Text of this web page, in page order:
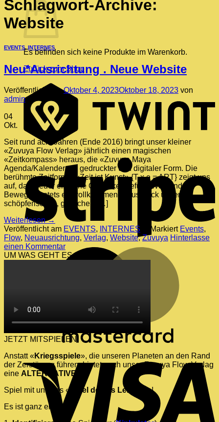
Es befinden sich keine Produkte im Warenkorb.
Zurück zum Shop
Schlagwort-Archive:
Website
EVENTS, INTERNES
Neu*Ausrichtung . Neue Website
Veröffentlicht amOktober 4, 2023Oktober 18, 2023 von
admin
04
Okt.
Seit rund acht Jahren (Ende 2016) bringt unser kleiner
«Zuvuya Flow Verlag» jährlich einen magischen
«Zeitkompass» heraus, die «Zuvuya Maya
Agenda/Kalender» in gedruckter und digitaler Form. Die
berühmte Zeitformel «Zeit ist Kunst» {T x e = ART} zeigt uns
auf, dass jeder einzelne Gedanke, Gefühl, Wort und
Bewegung stets ein vollkOMmener Ausdruck unserer
schöpferischen, göttlichen […]
Weiterlesen→
Veröffentlicht am EVENTS, INTERNES Markiert Events,
Flow, Neuausrichtung, Verlag, Website,Zuvuya Hinterlasse
einen Kommentar
UM WAS GEHT ES ?
JETZT MITSPIELEN
Anstatt «Kriegsspiele», die unseren Planeten an den Rand
der Zerstörung führen, bietet euch unser Zuvuya Flow Verlag
eine ALTERNATIVE
Spiel mit uns das «
Spiel deines Lebens
» !
Es ist ganz einfach :